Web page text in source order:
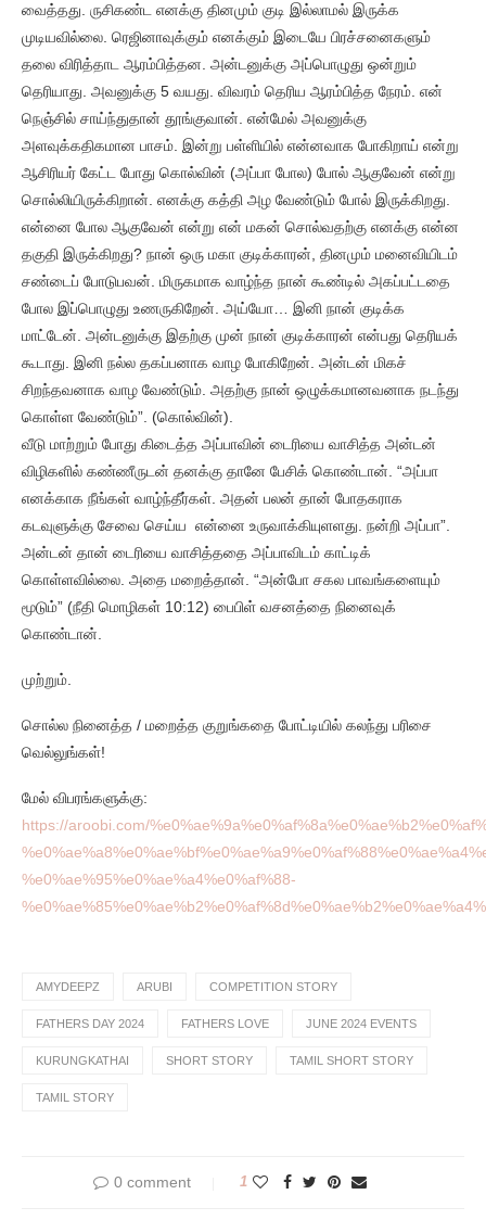
வைத்தது. ருசிகண்ட எனக்கு தினமும் குடி இல்லாமல் இருக்க
முடியவில்லை. ரெஜினாவுக்கும் எனக்கும் இடையே பிரச்சனைகளும்
தலை விரித்தாட ஆரம்பித்தன. அன்டனுக்கு அப்பொழுது ஒன்றும்
தெரியாது. அவனுக்கு 5 வயது. விவரம் தெரிய ஆரம்பித்த நேரம். என்
நெஞ்சில் சாய்ந்துதான் தூங்குவான். என்மேல் அவனுக்கு
அளவுக்கதிகமான பாசம். இன்று பள்ளியில் என்னவாக போகிறாய் என்று
ஆசிரியர் கேட்ட போது கொல்வின் (அப்பா போல) போல் ஆகுவேன் என்று
சொல்லியிருக்கிறான். எனக்கு கத்தி அழ வேண்டும் போல் இருக்கிறது.
என்னை போல ஆகுவேன் என்று என் மகன் சொல்வதற்கு எனக்கு என்ன
தகுதி இருக்கிறது? நான் ஒரு மகா குடிக்காரன், தினமும் மனைவியிடம்
சண்டைப் போடுபவன். மிருகமாக வாழ்ந்த நான் கூண்டில் அகப்பட்டதை
போல இப்பொழுது உணருகிறேன். அய்யோ… இனி நான் குடிக்க
மாட்டேன். அன்டனுக்கு இதற்கு முன் நான் குடிக்காரன் என்பது தெரியக்
கூடாது. இனி நல்ல தகப்பனாக வாழ போகிறேன். அன்டன் மிகச்
சிறந்தவனாக வாழ வேண்டும். அதற்கு நான் ஒழுக்கமானவனாக நடந்து
கொள்ள வேண்டும்”. (கொல்வின்).
வீடு மாற்றும் போது கிடைத்த அப்பாவின் டைரியை வாசித்த அன்டன்
விழிகளில் கண்ணீருடன் தனக்கு தானே பேசிக் கொண்டான். “அப்பா
எனக்காக நீங்கள் வாழ்ந்தீர்கள். அதன் பலன் தான் போதகராக
கடவுளுக்கு சேவை செய்ய என்னை உருவாக்கியுளளது. நன்றி அப்பா”.
அன்டன் தான் டைரியை வாசித்ததை அப்பாவிடம் காட்டிக்
கொள்ளவில்லை. அதை மறைத்தான். “அன்போ சகல பாவங்களையும்
மூடும்” (நீதி மொழிகள் 10:12) பைபிள் வசனத்தை நினைவுக்
கொண்டான்.
முற்றும்.
சொல்ல நினைத்த / மறைத்த குறுங்கதை போட்டியில் கலந்து பரிசை
வெல்லுங்கள்!
மேல் விபரங்களுக்கு:
https://aroobi.com/
%e0%ae%95%e0%ae%a4%e0%af%88-
AMYDEEPZ ARUBI COMPETITION STORY
FATHERS DAY 2024 FATHERS LOVE JUNE 2024 EVENTS
KURUNGKATHAI SHORT STORY TAMIL SHORT STORY
TAMIL STORY
0 comment 1